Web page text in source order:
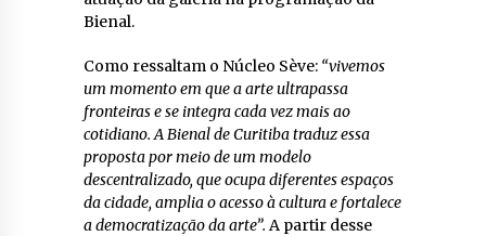
Bienal.
Como ressaltam o Núcleo Sève: “vivemos
um momento em que a arte ultrapassa
fronteiras e se integra cada vez mais ao
cotidiano. A Bienal de Curitiba traduz essa
proposta por meio de um modelo
descentralizado, que ocupa diferentes espaços
da cidade, amplia o acesso à cultura e fortalece
a democratização da arte”. A partir desse